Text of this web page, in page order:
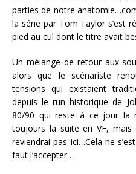
parties de notre
la série par Tom Taylor s’est
pied au cul dont le titre avait
Un mélange de retour aux
alors que le scénariste
tensions qui existaient
depuis le run historique de
80/90 qui reste à ce jour la
toujours la suite en VF, mais
reviendrai pas ici…Cela ne
faut l’accepter…